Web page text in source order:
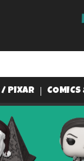
/ PIXAR COMICS